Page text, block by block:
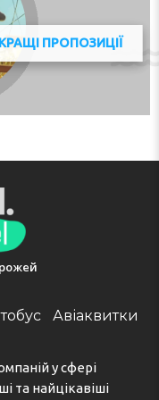
arrival time.
when booking, or
contact details
ПРОПОЗИЦІЇ
Авіаквитки
у сфері
та найцікавіші